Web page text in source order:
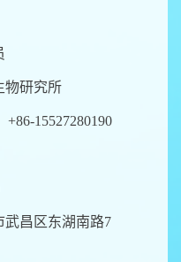
物研究所
+86-15527280190
武昌区东湖南路7